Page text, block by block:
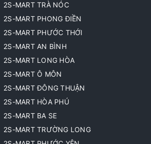
2S-MART TRÀ NÓC
2S-MART PHONG ĐIỀN
2S-MART PHƯỚC THỚI
2S-MART AN BÌNH
2S-MART LONG HÒA
2S-MART Ô MÔN
2S-MART ĐÔNG THUẬN
2S-MART HÒA PHÚ
2S-MART BA SE
2S-MART TRƯỜNG LONG